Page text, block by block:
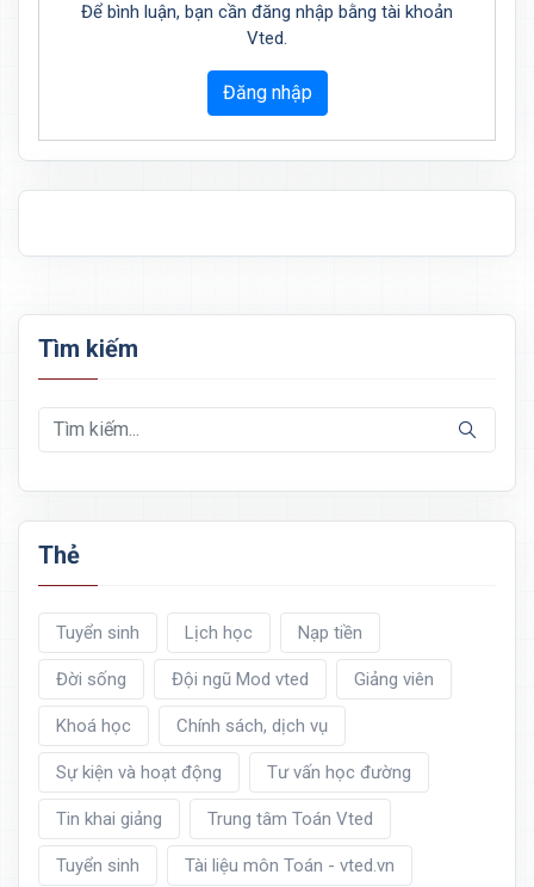
Để bình luận, bạn cần đăng nhập bằng tài khoản
Vted.
Đăng nhập
Tìm kiếm
Thẻ
Tuyển sinh Lịch học Nạp tiền
Đời sống Đội ngũ Mod vted Giảng viên
Khoá học Chính sách, dịch vụ
Sự kiện và hoạt động Tư vấn học đường
Tin khai giảng Trung tâm Toán Vted
Tuyển sinh Tài liệu môn Toán - vted.vn